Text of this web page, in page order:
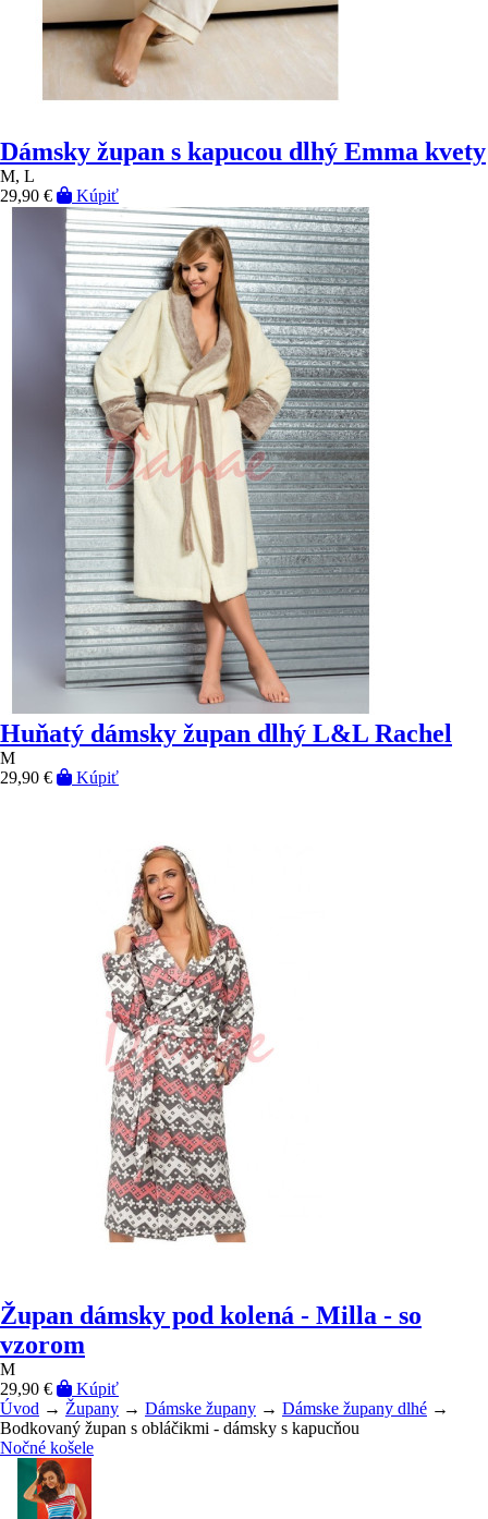
Dámsky župan s kapucou dlhý Emma kvety
M, L
29,90 €
Kúpiť
Huňatý dámsky župan dlhý L&L Rachel
M
29,90 €
Kúpiť
Župan dámsky pod kolená - Milla - so
vzorom
M
29,90 €
Kúpiť
Úvod → Župany → Dámske župany → Dámske župany dlhé →
Bodkovaný župan s obláčikmi - dámsky s kapucňou
Nočné košele